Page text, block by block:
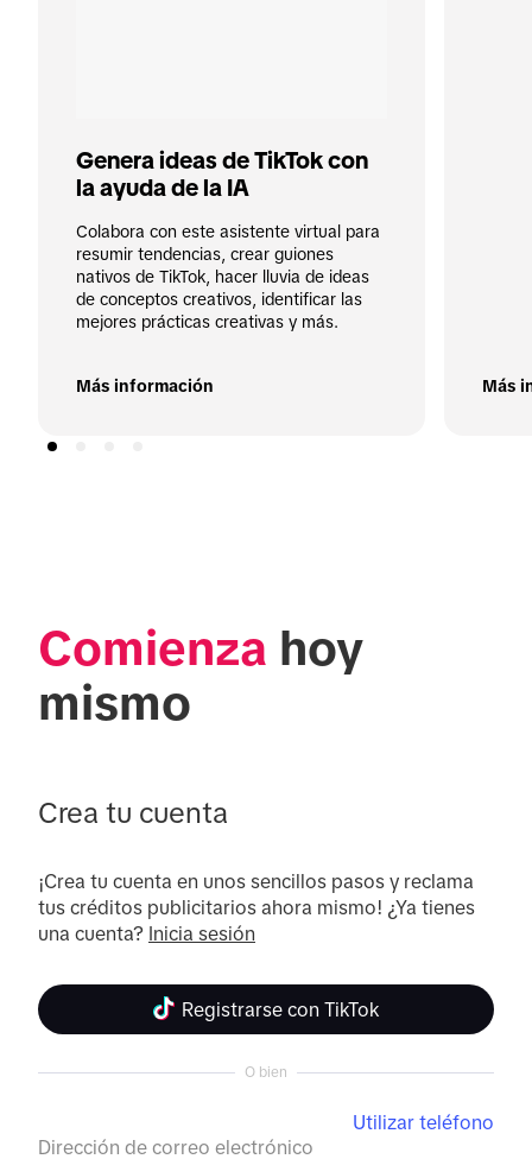
Genera ideas de TikTok con
la ayuda de la IA
Colabora con este asistente virtual para
resumir tendencias, crear guiones
nativos de TikTok, hacer lluvia de ideas
de conceptos creativos, identificar las
mejores prácticas creativas y más.
Más información Más
Comienza hoy
mismo
Crea tu cuenta
¡Crea tu cuenta en unos sencillos pasos y reclama
tus créditos publicitarios ahora mismo! ¿Ya tienes
una cuenta? Inicia sesión
Registrarse con TikTok
O bien
Dirección de correo electrónico
Utilizar teléfono